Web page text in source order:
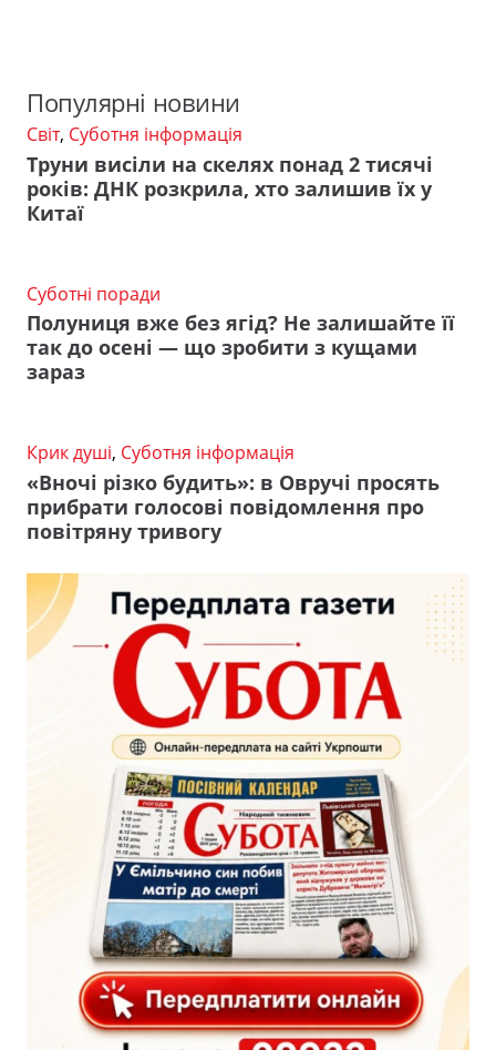
Популярні новини
Світ, Суботня інформація
Труни висіли на скелях понад 2 тисячі
років: ДНК розкрила, хто залишив їх у
Китаї
Суботні поради
Полуниця вже без ягід? Не залишайте її
так до осені — що зробити з кущами
зараз
Крик душі, Суботня інформація
«Вночі різко будить»: в Овручі просять
прибрати голосові повідомлення про
повітряну тривогу